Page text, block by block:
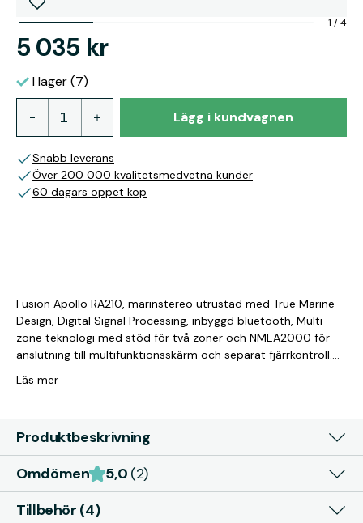
1 /4
5 035 kr
I lager (7)
Lägg i kundvagnen
Snabb leverans
Över 200 000 kvalitetsmedvetna kunder
60 dagars öppet köp
Fusion Apollo RA210, marinstereo utrustad med True Marine
Design, Digital Signal Processing, inbyggd bluetooth, Multi-
zone teknologi med stöd för två zoner och NMEA2000 för
anslutning till multifunktionsskärm och separat fjärrkontroll.
samma hålbild som de mycket populära MS-RA205, MS-
krångel och upplev enastående funktionalitet och ljud. Otrolig
ljudbild med Digital Signal Processing Med DSP optimeras
ljudbilden utifrån vald högtalarmodell från Fusion och
kringliggande miljö. Förutom att leverera ett enastående ljud
skyddas också anslutna högtalare mot onödigt slitage. Näst
intill obegränsat med uppspelningsmöjligheter RA210 erbjuder
Läs mer
Produktbeskrivning
Omdömen
5,0 (2)
Tillbehör (4)